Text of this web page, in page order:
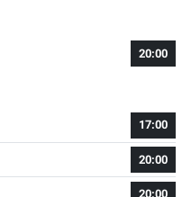
20:00
17:00
20:00
20:00